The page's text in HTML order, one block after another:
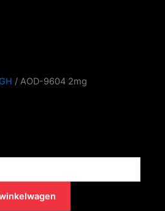
/ AOD-9604 2mg